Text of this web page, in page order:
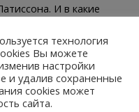
И в какие
Виталик и его
взяв без
волшебную
технология
Вы можете
настройки
и удалив сохраненные
cookies может
сайта.